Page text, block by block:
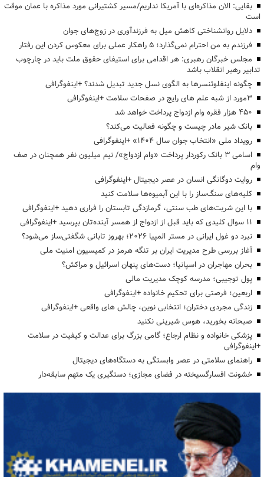
بقایی: الان مذاکره‌ای با آمریکا نداریم/مسیر کشتیرانی مورد مذاکره با عمان موقت
است
دلایل روانشناختی کاهش میل به فرزندآوری در زوج‌های جوان
فرزندم به من احترام نمی‌گذارد؛ ۵ راهکار عملی برای معکوس کردن این رفتار
مجلس خبرگان رهبری: هر اقدامی برای استیفای حقوق ملت باید در چارچوب
تدابیر رهبر انقلاب باشد
چگونه اینفلوئنسرها به الگوی نسل جدید تبدیل شدند؟ +اینفوگرافی
3مورد از شبه علم های رایج در صفحات سلامت +اینفوگرافی
۴۵۰ هزار فقره وام ازدواج پرداخت خواهد شد
بانک شیر مادر چیست و چگونه فعالیت می‌کند؟
رویداد ملی «انتخاب جوان سال ۱۴۰۴» +اینفوگرافی
اسامی ۳ بانک رکوردار پرداخت «وام ازدواج»/ نیم میلیون نفر همچنان در صف
وام
روایت دوگانگی انسان در عصر دیجیتال +اینفوگرافی
کلیه‌های سنگ‌ساز را با این آبمیوه‌ها سلامت کنید
با این شربت‌های طب سنتی، گرمازدگی تابستان را فراری دهید +اینفوگرافی
۱۱ سوال کلیدی که باید قبل از ازدواج از همسر آینده‌تان بپرسید +اینفوگرافی
نبرد دو غول ایرانی در مستر المپیا ۲۰۲۶؛ بهروز تابانی شگفتی‌ساز می‌شود؟
آغاز بررسی طرح مدیریت ایران بر تنگه هرمز در کمیسیون امنیت ملی
بحران مهاجران در اسپانیا؛ دست‌های پنهان اسرائیل و مراکش؟
پول توجیبی؛ مدرسه کوچک مدیریت مالی
اربعین؛ فرصتی برای تحکیم خانواده +اینفوگرافی
زندگی مجردی دختران؛ انتخابی نوین، چالش های واقعی +اینفوگرافی
صبحانه بخورید، هوس شیرینی نکنید
پزشکی خانواده و نظام ارجاع؛ گامی بزرگ برای عدالت و کیفیت در سلامت
+اینفوگرافی
راهنمای سلامتی در عصر وابستگی به دستگاه‌های دیجیتال
خشونت افسارگسیخته در فضای مجازی؛ دستگیری یک متهم سابقه‌دار